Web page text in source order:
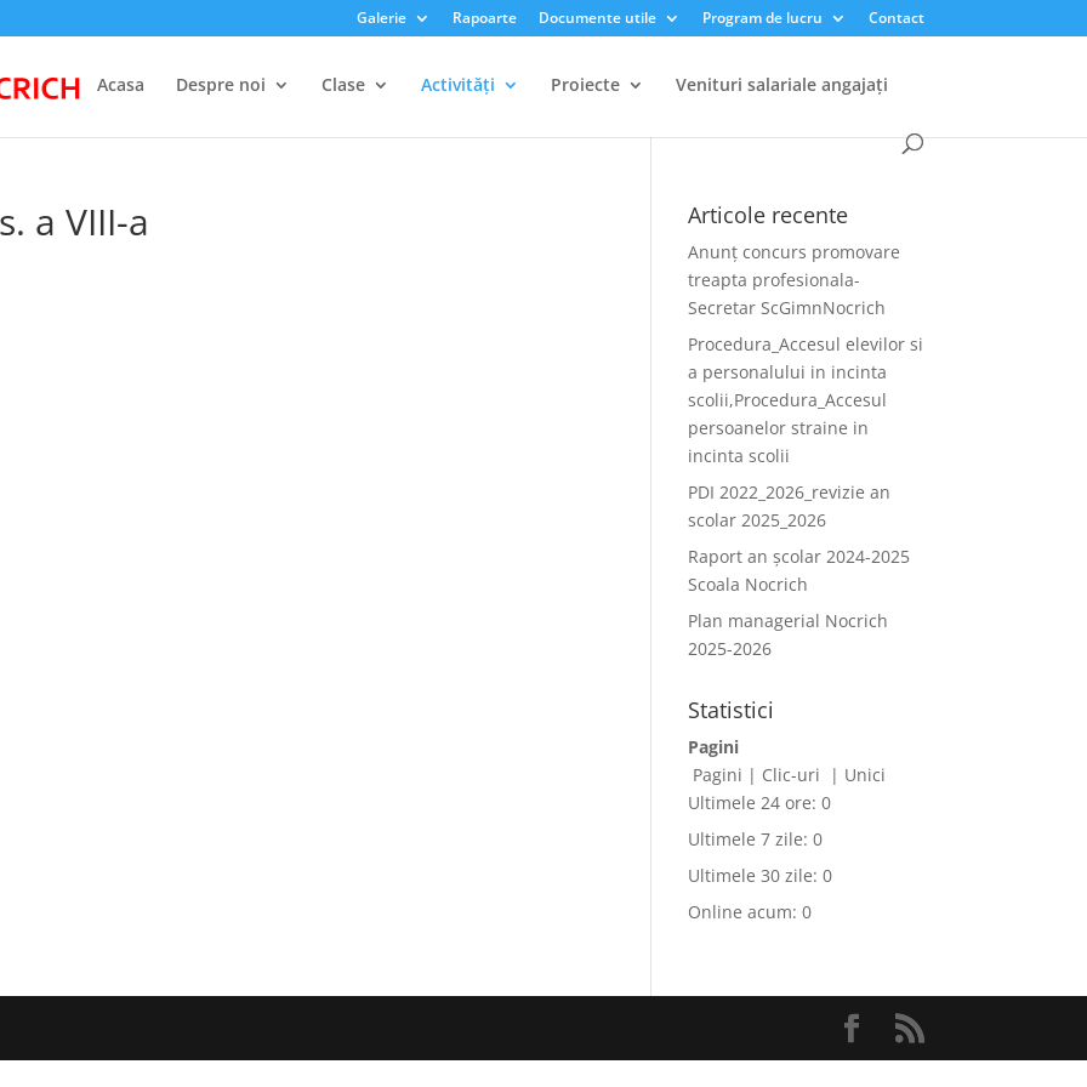
Galerie Rapoarte Documente utile Program de lucru Contact
Acasa Despre noi Clase Activități Proiecte Venituri salariale angajați
a VIII-a Articole recente
Anunț concurs promovare
treapta profesionala-
Secretar ScGimnNocrich
Procedura_Accesul elevilor si
a personalului in incinta
scolii,Procedura_Accesul
persoanelor straine in
incinta scolii
PDI 2022_2026_revizie an
scolar 2025_2026
Raport an școlar 2024-2025
Scoala Nocrich
Plan managerial Nocrich
2025-2026
Statistici
Pagini
Pagini | Clic-uri | Unici
Ultimele 24 ore:0
Ultimele 7 zile:0
Ultimele 30 zile:0
Online acum: 0